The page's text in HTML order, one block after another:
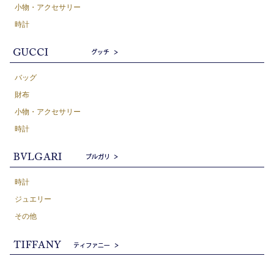
小物・アクセサリー
時計
バッグ
財布
小物・アクセサリー
時計
時計
ジュエリー
その他